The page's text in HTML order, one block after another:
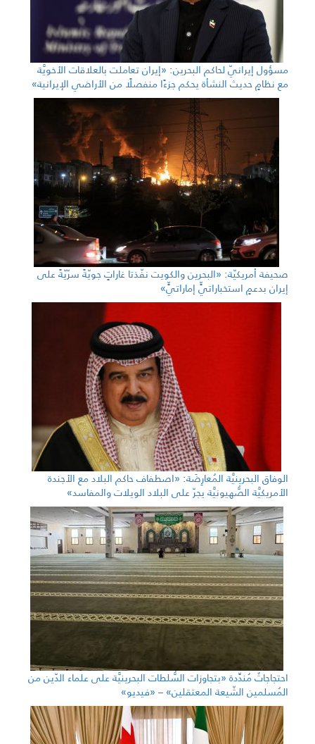
مسؤول إيرانيّ لحاكم البحرين: «إيران تعاملت بالعلاقات الأخويَّة
مع نظامٍ حديث النشأة يحكم جزءًا منفصلًا من الأراضي الإيرانية»
صحيفة أمريكيّة: «البحرين والكويت نفّذتا غاراتٍ جويّةً سرّيّةً على
إيران بدعمٍ استخباراتيٍّ إماراتيٍّ»
الوفاق البحرينيَّة المُعارِضَة: «اصطفاف حاكم البلاد مع الأجندة
الأمريكيَّة الصُّهيونيَّة يجرّ على البلاد الويلات والمفاسد»
احتجاجاتٌ مُندِّدة «بتجاوزات السُّلطات البحرينيَّة على علماء الدّين من
المُسلمين الشّيعة المعتقلين» – «فيديو»